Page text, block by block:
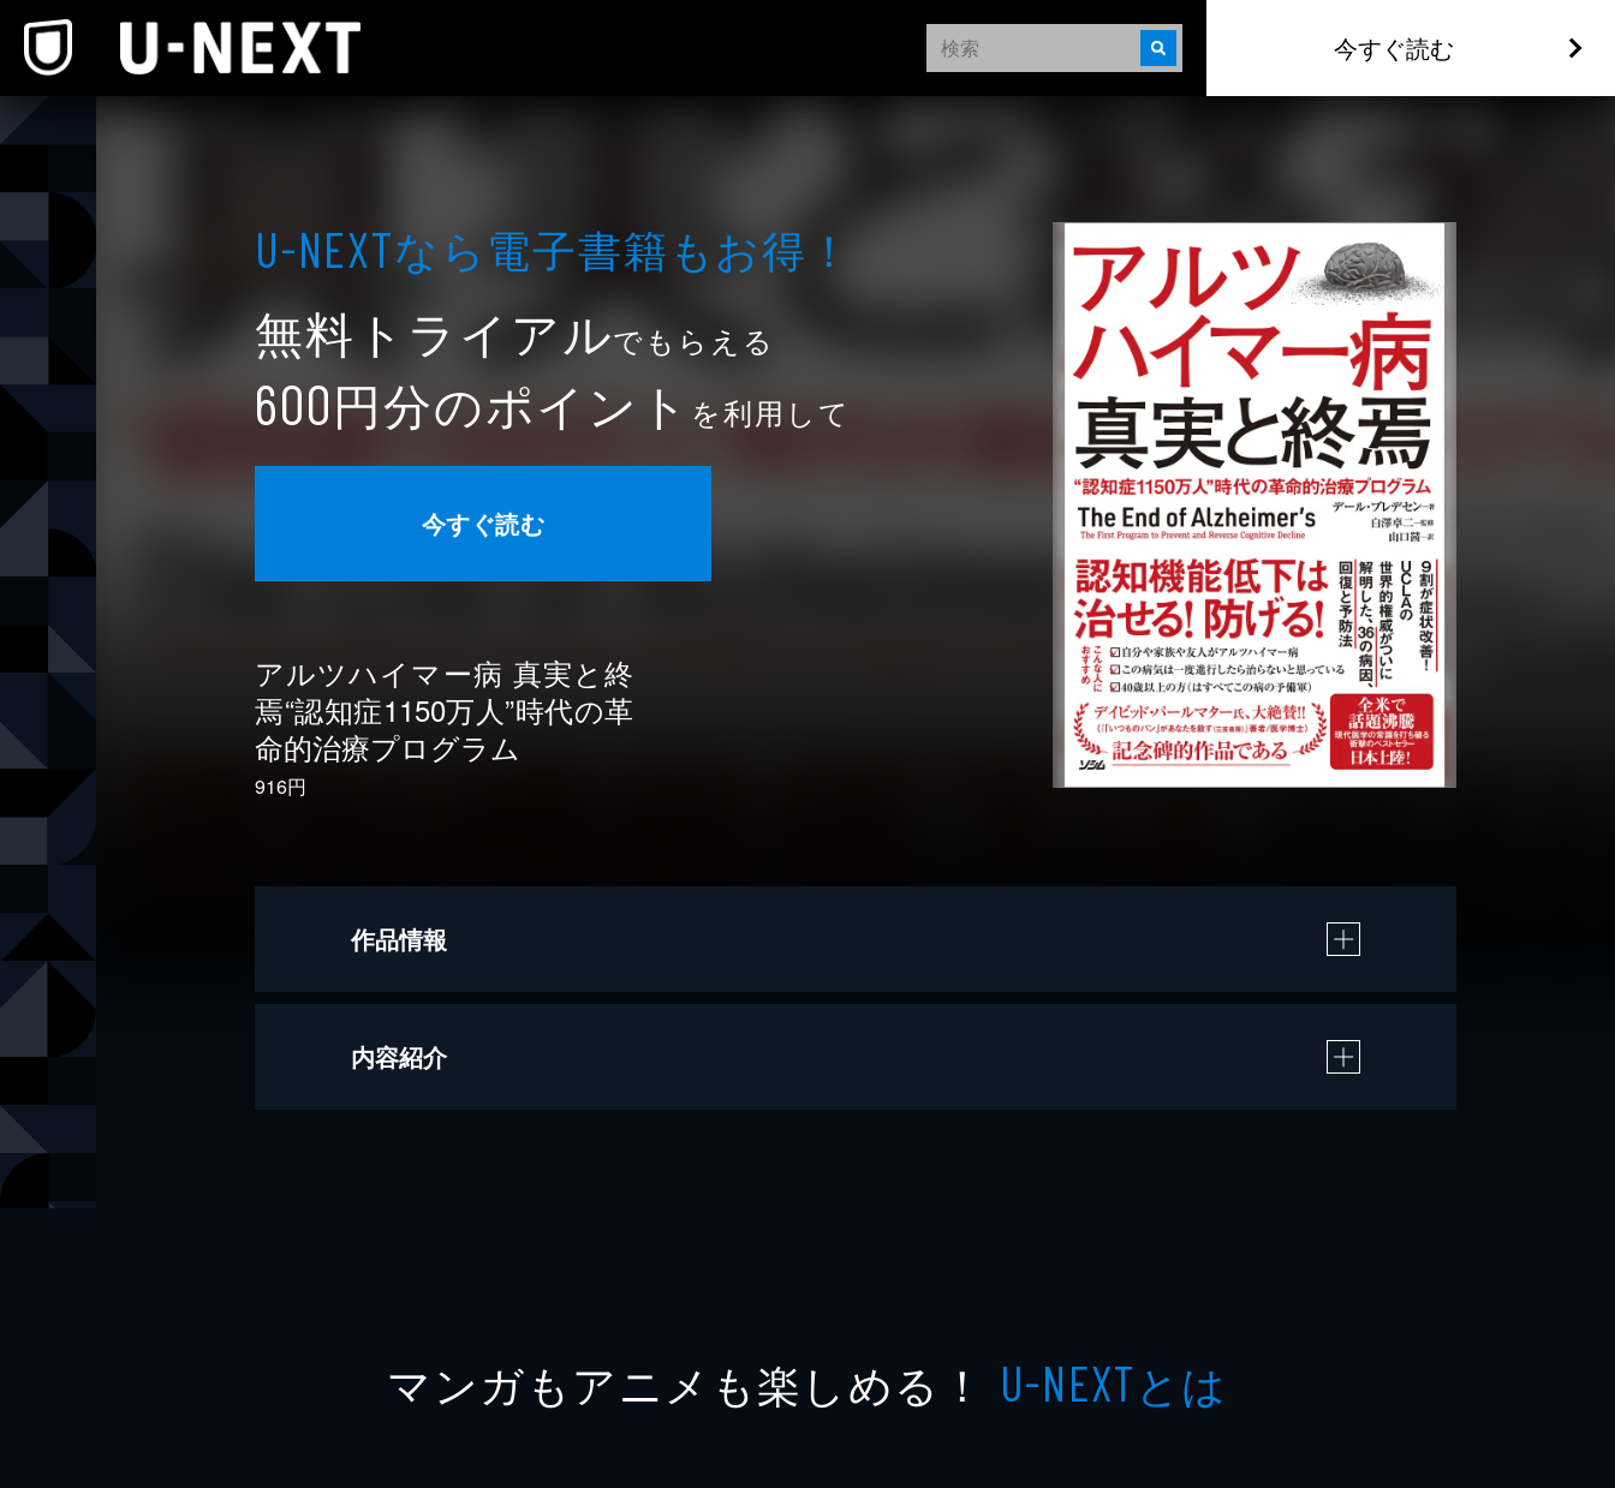
今すぐ読む
U-NEXTなら電⼦書籍もお得！
無料トライアルでもらえる
600円分のポイント を利用して
今すぐ読む
アルツハイマー病 真実と終
焉“認知症1150万人”時代の革
命的治療プログラム
916円
作品情報
著者
内容紹介
マンガもアニメも楽しめる！ U-NEXTとは